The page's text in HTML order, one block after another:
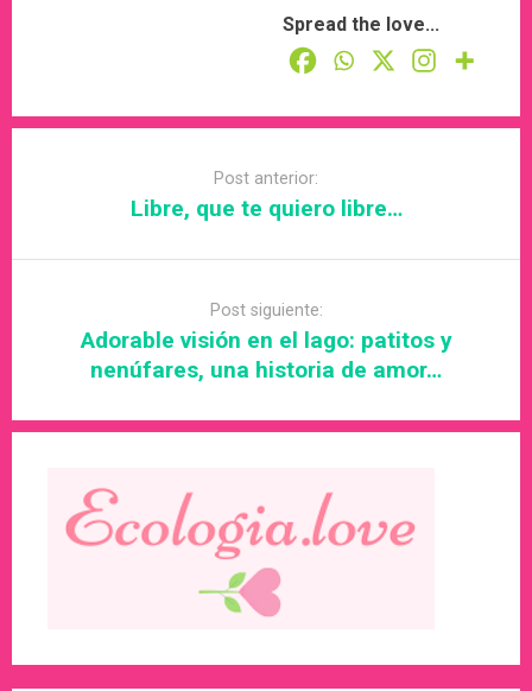
Spread the love...
Post anterior:
Libre, que te quiero libre…
Post siguiente:
Adorable visión en el lago: patitos y
nenúfares, una historia de amor…